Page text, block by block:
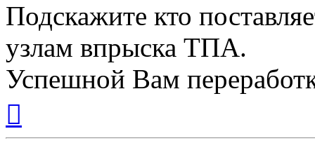
Подскажите кто
узлам впрыска ТПА.
Успешной Вам
началу